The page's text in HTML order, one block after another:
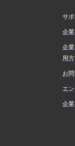
サ
企
企
用
お
エ
企